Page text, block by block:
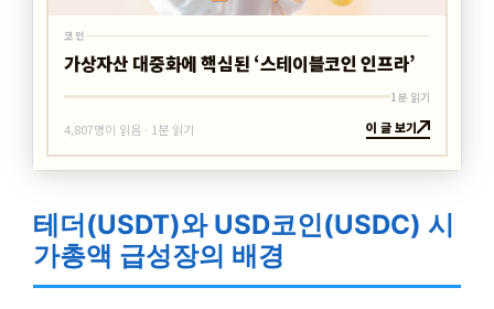
코인
가상자산 대중화에 핵심된 ‘스테이블코인 인프라’
1분 읽기
4,807명이 읽음 · 1분 읽기 이 글 보기
테더(USDT)와 USD코인(USDC) 시
가총액 급성장의 배경